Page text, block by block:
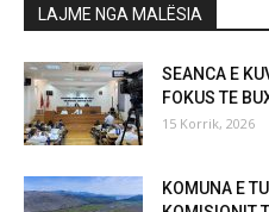
LAJME NGA MALËSIA
SEANCA E
FOKUS TE
15 Korrik, 2026
KOMUNA E